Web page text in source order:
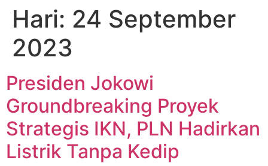
Hari: 24 September
2023
Presiden Jokowi
Groundbreaking Proyek
Strategis IKN, PLN Hadirkan
Listrik Tanpa Kedip